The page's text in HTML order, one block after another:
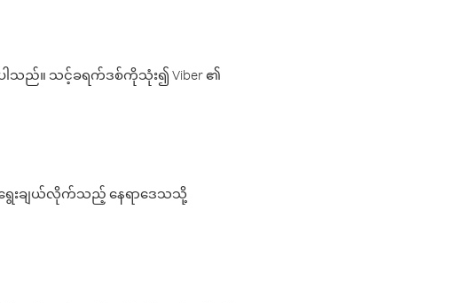
သည်။ သင့်ခရက်ဒစ်ကိုသုံး၍ Viber ၏
ရွေးချယ်လိုက်သည့် နေရာဒေသသို့